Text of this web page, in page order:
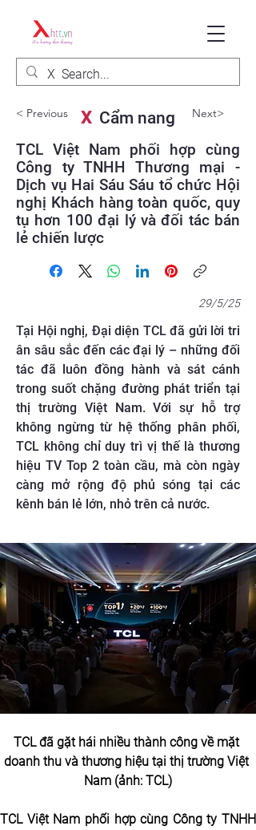
< Previous XCẩm nang Next>
TCL Việt Nam phối hợp cùng
Công ty TNHH Thương mại -
Dịch vụ Hai Sáu Sáu tổ chức Hội
nghị Khách hàng toàn quốc, quy
tụ hơn 100 đại lý và đối tác bán
lẻ chiến lược
29/5/25
Tại Hội nghị, Đại diện TCL đã gửi lời tri
ân sâu sắc đến các đại lý – những đối
tác đã luôn đồng hành và sát cánh
trong suốt chặng đường phát triển tại
thị trường Việt Nam. Với sự hỗ trợ
không ngừng từ hệ thống phân phối,
TCL không chỉ duy trì vị thế là thương
hiệu TV Top 2 toàn cầu, mà còn ngày
càng mở rộng độ phủ sóng tại các
kênh bán lẻ lớn, nhỏ trên cả nước.
TCL đã gặt hái nhiều thành công về mặt
doanh thu và thương hiệu tại thị trường Việt
Nam (ảnh: TCL)
TCL Việt Nam phối hợp cùng Công ty TNHH